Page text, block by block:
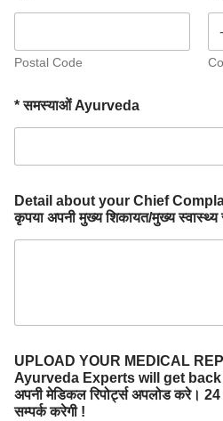
Postal Code
* समस्याओं Ayurveda
Detail about your Chief
कृपया अपनी मुख्य शिकायत/मुख्य
UPLOAD YOUR MEDICAL
Ayurveda Experts will get
अपनी मेडिकल रिपोर्ट्स अपलोड करे।
सम्पर्क करेगी !